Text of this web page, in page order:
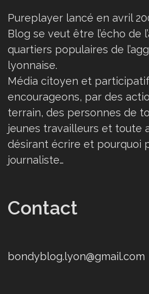
Pureplayer lancé en avril
Blog se veut être l’écho de
quartiers populaires de
lyonnaise.
Média citoyen et
encourageons, par des
terrain, des personnes de
jeunes travailleurs et toute
désirant écrire et pourquoi
journaliste…
Contact
bondyblog.lyon@gmail.com